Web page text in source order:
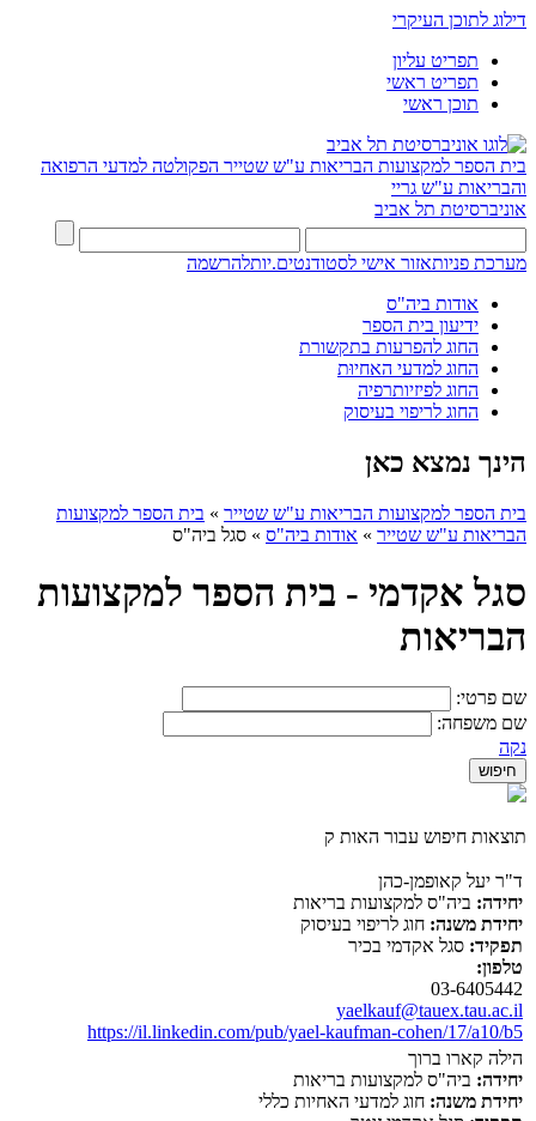
דילוג לתוכן העיקרי
תפריט עליון
תפריט ראשי
תוכן ראשי
בית הספר למקצועות הבריאות ע"ש שטייר הפקולטה למדעי הרפואה
והבריאות ע"ש גריי
אוניברסיטת תל אביב
מערכת פניותאזור אישי לסטודנטים.יותלהרשמה
אודות ביה"ס
ידיעון בית הספר
החוג להפרעות בתקשורת
החוג למדעי האחיוּת
החוג לפיזיותרפיה
החוג לריפוי בעיסוק
הינך נמצא כאן
בית הספר למקצועות הבריאות ע"ש שטייר » בית הספר למקצועות
הבריאות ע"ש שטייר » אודות ביה"ס » סגל ביה"ס
סגל אקדמי - בית הספר למקצועות
הבריאות
שם פרטי:
שם משפחה:
נקה
תוצאות חיפוש עבור האות ק
ד"ר יעל קאופמן-כהן
יחידה: ביה"ס למקצועות בריאות
יחידת משנה: חוג לריפוי בעיסוק
תפקיד: סגל אקדמי בכיר
טלפון:
03-6405442
yaelkauf@tauex.tau.ac.il
https://il.linkedin.com/pub/yael-kaufman-cohen/17/a10/b5
הילה קארו ברוך
יחידה: ביה"ס למקצועות בריאות
יחידת משנה: חוג למדעי האחיות כללי